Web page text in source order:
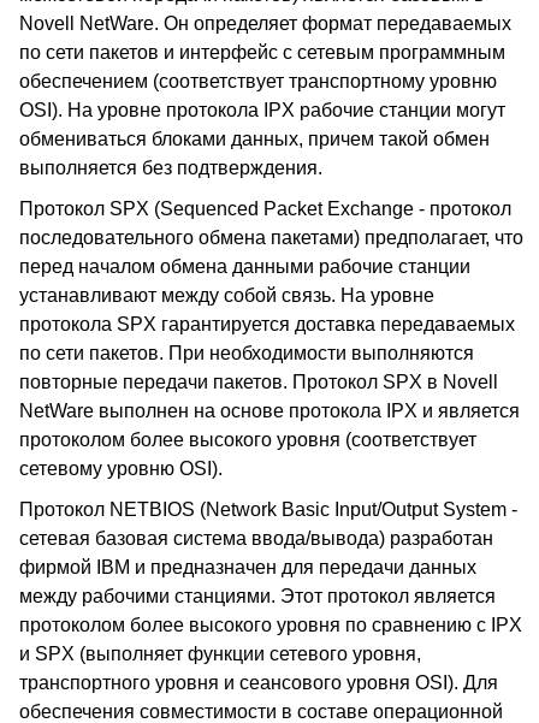
Novell NetWare. Он определяет формат передаваемых
по сети пакетов и интерфейс с сетевым программным
обеспечением (соответствует транспортному уровню
OSI). На уровне протокола IPX рабочие станции могут
обмениваться блоками данных, причем такой обмен
выполняется без подтверждения.
Протокол SPX (Sequenced Packet Exchange - протокол
последовательного обмена пакетами) предполагает, что
перед началом обмена данными рабочие станции
устанавливают между собой связь. На уровне
протокола SPX гарантируется доставка передаваемых
по сети пакетов. При необходимости выполняются
повторные передачи пакетов. Протокол SPX в Novell
NetWare выполнен на основе протокола IPX и является
протоколом более высокого уровня (соответствует
сетевому уровню OSI).
Протокол NETBIOS (Network Basic Input/Output System -
сетевая базовая система ввода/вывода) разработан
фирмой IBM и предназначен для передачи данных
между рабочими станциями. Этот протокол является
протоколом более высокого уровня по сравнению с IPX
и SPX (выполняет функции сетевого уровня,
транспортного уровня и сеансового уровня OSI). Для
обеспечения совместимости в составе операционной